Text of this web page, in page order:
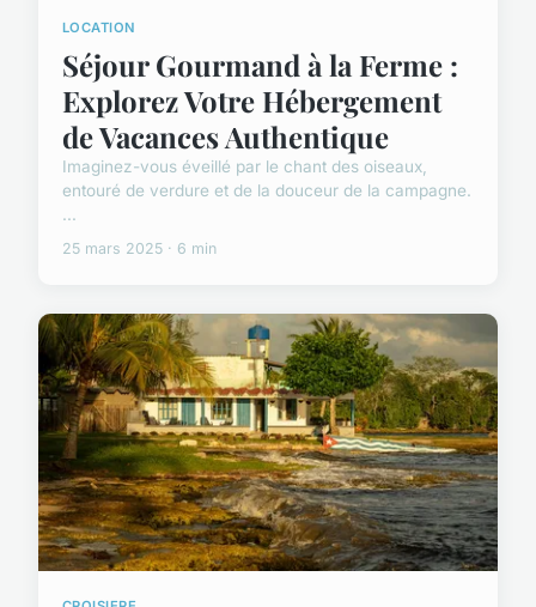
LOCATION
Séjour Gourmand à la Ferme :
Explorez Votre Hébergement
de Vacances Authentique
Imaginez-vous éveillé par le chant des oiseaux,
entouré de verdure et de la douceur de la campagne.
...
25 mars 2025 · 6 min